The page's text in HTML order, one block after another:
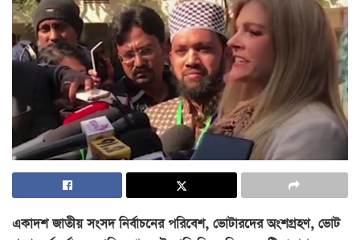
একাদশ জাতীয় সংসদ নির্বাচনের পরিবেশ, ভোটারদের অংশগ্রহণ, ভোট